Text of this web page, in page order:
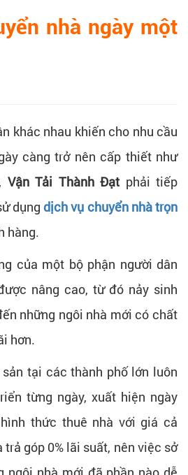
nhà ngày một
khác nhau khiến cho nhu cầu
càng trở nên cấp thiết như
Vận Tải Thành Đạt phải tiếp
dụngdịch vụ chuyển nhà trọn
hàng.
của một bộ phận người dân
nâng cao, từ đó nảy sinh
những ngôi nhà mới có chất
hơn.
tại các thành phố lớn luôn
từng ngày, xuất hiện ngày
thức thuê nhà với giá cả
góp 0% lãi suất, nên việc sở